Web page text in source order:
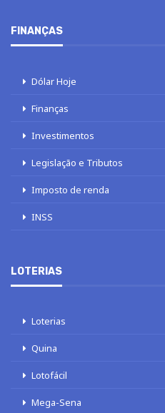
FINANÇAS
Dólar Hoje
Finanças
Investimentos
Legislação e Tributos
Imposto de renda
INSS
LOTERIAS
Loterias
Quina
Lotofácil
Mega-Sena